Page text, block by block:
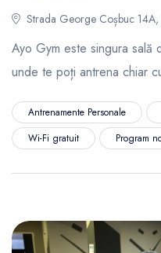
Strada George Coșbuc
Ayo Gym este singura sală
unde te poți antrena chiar
Antrenamente Personale
Wi-Fi gratuit
Program